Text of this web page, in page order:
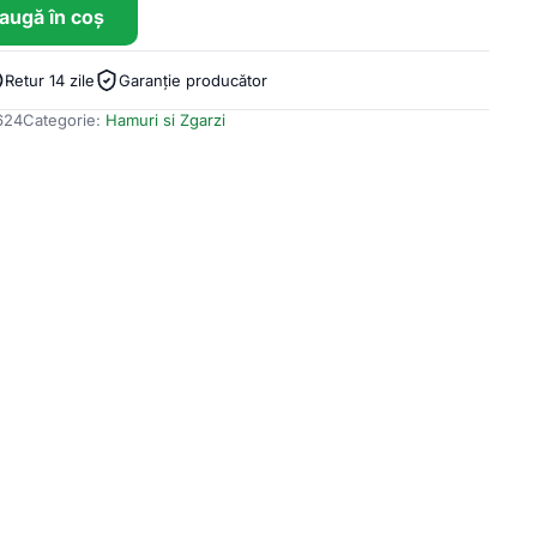
în coș
Retur 14 zile Garanție producător
Categorie: Hamuri si Zgarzi